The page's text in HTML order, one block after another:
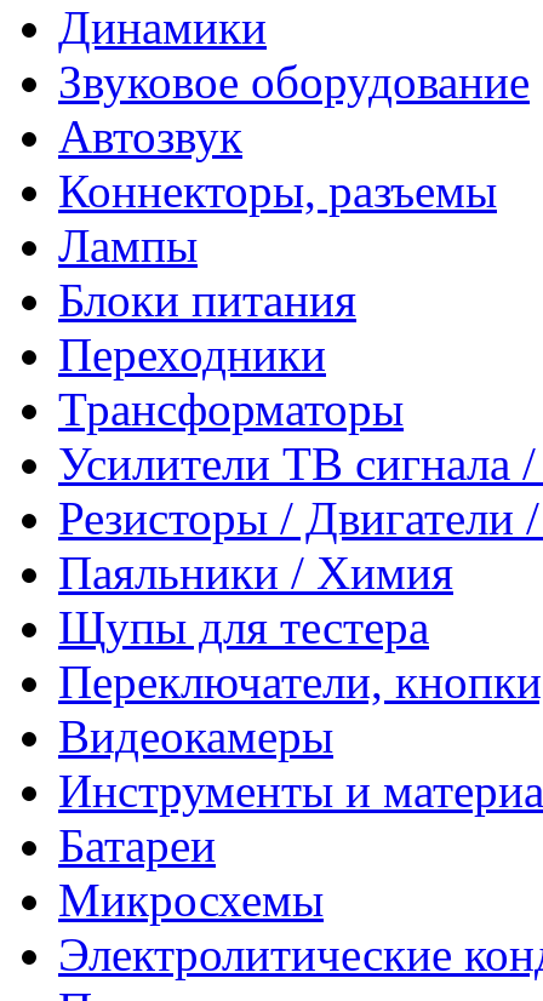
Динамики
Звуковое оборудование
Автозвук
Коннекторы, разъемы
Лампы
Блоки питания
Переходники
Трансформаторы
Усилители ТВ сигнала
Резисторы /
Паяльники / Химия
Щупы для тестера
Переключатели,
Видеокамеры
Инструменты и
Батареи
Микросхемы
Электролитические